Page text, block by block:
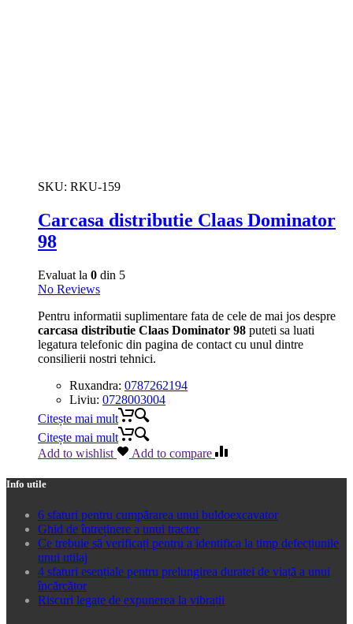
SKU: RKU-159
Carcasa distributie Claas Dominator
98
Evaluat la 0 din 5
No Reviews
Pentru informatii suplimentare fata de cele de mai jos despre
carcasa distributie Claas Dominator 98 puteti sa luati
legatura telefonic din pagina de contact cu unul dintre
consilierii nostri tehnici.
Ruxandra: 0787262194
Liviu: 0728003004
Citește mai mult
Citește mai mult
Add to wishlist
Add to compare
Info utile
6 sfaturi pentru cumpărarea unui buldoexcavator
Ghid de întreținere a unui tractor
Ce trebuie să verificați pentru a identifica la timp defecțiunile
unui utilaj
4 sfaturi esențiale pentru prelungirea duratei de viață a unui
încărcător
Riscuri legate de expunerea la vibrații